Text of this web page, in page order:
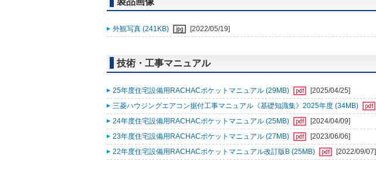
外観写真 (241KB) [2022/05/19]
技術・工事マニュアル
25年度住宅設備用RACHACポケットマニュアル (29MB)
[2025/04/25]
三菱ハウジングエアコン据付工事マニュアル《基礎知識集》2025年度 (34MB)
24年度住宅設備用RACHACポケットマニュアル (25MB)
[2024/04/09]
23年度住宅設備用RACHACポケットマニュアル (27MB)
[2023/06/06]
22年度住宅設備用RACHACポケットマニュアル改訂版B (25MB)
[2022/09/07]